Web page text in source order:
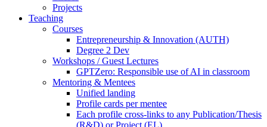
Projects
Teaching
Courses
Entrepreneurship & Innovation (AUTH)
Degree 2 Dev
Workshops / Guest Lectures
GPTZero: Responsible use of AI in classroom
Mentoring & Mentees
Unified landing
Profile cards per mentee
Each profile cross-links to any Publication/Thesis
(R&D) or Project (EL)